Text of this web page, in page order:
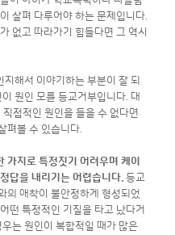
살펴 다루어야 하는 문제입니다.
없고 따라가기 힘들다면 그 역시
해서 이야기하는 부분이 잘 되
원인 모를 등교거부입니다. 대
접적인 원인을 들을 수 없다면
펴볼 수 있습니다.
가지로 특정짓기 어려우며 케이
답을 내리기는 어렵습니다. 등교
의 애착이 불안정하게 형성되었
떤 특정적인 기질을 타고 났다거
는 원인이 복합적일 때가 많은